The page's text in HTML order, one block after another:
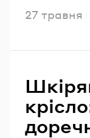
27 травня